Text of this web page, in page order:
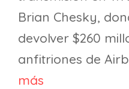
Brian Chesky,
devolver $260
anfitriones de
más